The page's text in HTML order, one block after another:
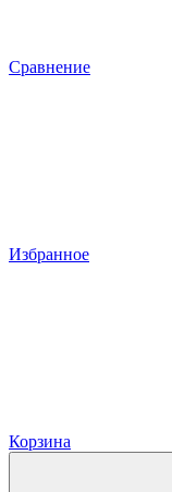
Сравнение
Избранное
Корзина